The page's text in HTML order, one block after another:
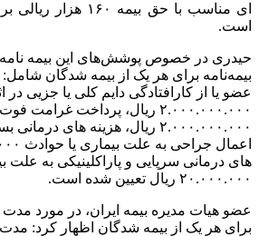
ای مناسب با حق بیمه
است.
حیدری در خصوص پوشش‌های این بیمه
بیمه‌نامه برای هر یک از بیمه شدگان
عضو یا از کارافتادگی دایم کلی یا جزیی در
۲.۰۰۰.۰۰۰.۰۰۰ ریال، پرداخت
۲.۰۰۰.۰۰۰.۰۰۰ ریال، هزینه های
های درمانی سرپایی و پاراکلینیکی به علت
۲۰.۰۰۰.۰۰۰ ریال تعیین شده است.
عضو هیات مدیره بیمه ایران، در مورد
برای هر یک از بیمه شدگان اظهار کرد: